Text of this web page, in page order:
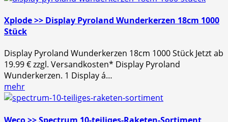
Xplode >> Display Pyroland Wunderkerzen 18cm 1000
Stück
Display Pyroland Wunderkerzen 18cm 1000 Stück Jetzt ab
19.99 € zzgl. Versandkosten* Display Pyroland
Wunderkerzen. 1 Display á…
mehr